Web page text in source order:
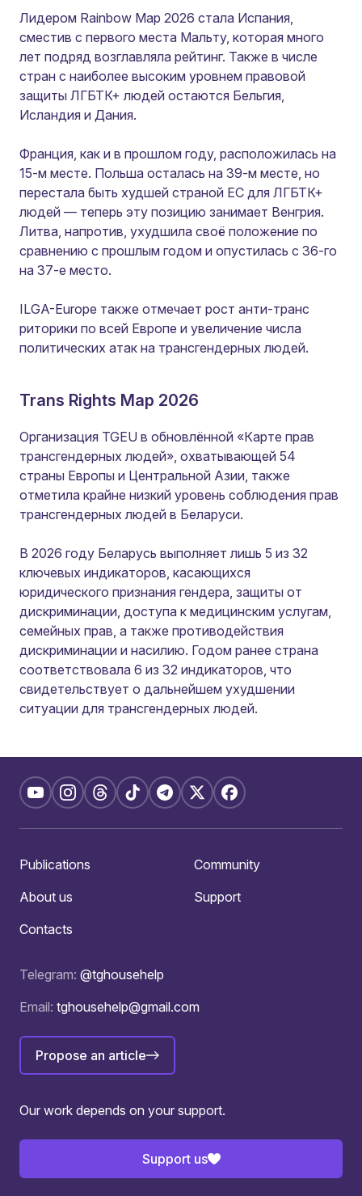
Лидером Rainbow Map 2026 стала Испания,
сместив с первого места Мальту, которая много
лет подряд возглавляла рейтинг. Также в числе
стран с наиболее высоким уровнем правовой
защиты ЛГБТК+ людей остаются Бельгия,
Исландия и Дания.
Франция, как и в прошлом году, расположилась на
15-м месте. Польша осталась на 39-м месте, но
перестала быть худшей страной ЕС для ЛГБТК+
людей — теперь эту позицию занимает Венгрия.
Литва, напротив, ухудшила своё положение по
сравнению с прошлым годом и опустилась с 36-го
на 37-е место.
ILGA-Europe также отмечает рост анти-транс
риторики по всей Европе и увеличение числа
политических атак на трансгендерных людей.
Trans Rights Map 2026
Организация TGEU в обновлённой «Карте прав
трансгендерных людей», охватывающей 54
страны Европы и Центральной Азии, также
отметила крайне низкий уровень соблюдения прав
трансгендерных людей в Беларуси.
В 2026 году Беларусь выполняет лишь 5 из 32
ключевых индикаторов, касающихся
юридического признания гендера, защиты от
дискриминации, доступа к медицинским услугам,
семейных прав, а также противодействия
дискриминации и насилию. Годом ранее страна
соответствовала 6 из 32 индикаторов, что
свидетельствует о дальнейшем ухудшении
ситуации для трансгендерных людей.
Telegram: @tghousehelp
Email: tghousehelp@gmail.com
Propose an article
Publications
Community
About us
Support
Contacts
Our work depends on your support.
Support us